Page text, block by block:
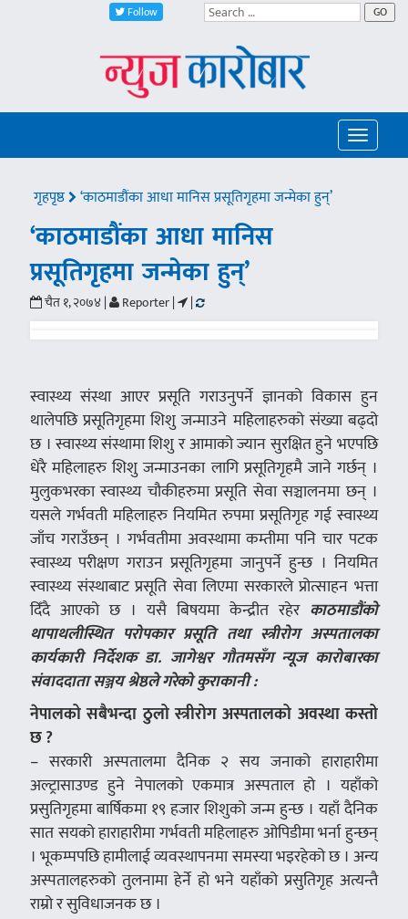
Follow GO
Toggle
गृहपृष्ठ ‘काठमाडौंका आधा मानिस प्रसूतिगृहमा जन्मेका हुन्’
‘काठमाडौंका आधा मानिस
प्रसूतिगृहमा जन्मेका हुन्’
चैत १, २०७४ | Reporter | |
स्वास्थ्य संस्था आएर प्रसूति गराउनुपर्ने ज्ञानको विकास हुन
थालेपछि प्रसूतिगृहमा शिशु जन्माउने महिलाहरुको संख्या बढ्दो
छ । स्वास्थ्य संस्थामा शिशु र आमाको ज्यान सुरक्षित हुने भएपछि
धेरै महिलाहरु शिशु जन्माउनका लागि प्रसूतिगृहमै जाने गर्छन् ।
मुलुकभरका स्वास्थ्य चौकीहरुमा प्रसूति सेवा सञ्चालनमा छन् ।
यसले गर्भवती महिलाहरु नियमित रुपमा प्रसूतिगृह गई स्वास्थ्य
जाँच गराउँछन् । गर्भवतीमा अवस्थामा कम्तीमा पनि चार पटक
स्वास्थ्य परीक्षण गराउन प्रसूतिगृहमा जानुपर्ने हुन्छ । नियमित
स्वास्थ्य संस्थाबाट प्रसूति सेवा लिएमा सरकारले प्रोत्साहन भत्ता
दिँदै आएको छ । यसै बिषयमा केन्द्रीत रहेर काठमाडौंको
थापाथलीस्थित परोपकार प्रसूति तथा स्त्रीरोग अस्पतालका
कार्यकारी निर्देशक डा. जागेश्वर गौतमसँग न्यूज कारोबारका
संवाददाता सञ्जय श्रेष्ठले गरेको कुराकानी :
नेपालको सबैभन्दा ठुलो स्त्रीरोग अस्पतालको अवस्था कस्तो
छ ?
– सरकारी अस्पतालमा दैनिक २ सय जनाको हाराहारीमा
अल्ट्रासाउण्ड हुने नेपालको एकमात्र अस्पताल हो । यहाँको
प्रसुतिगृहमा बार्षिकमा १९ हजार शिशुको जन्म हुन्छ । यहाँ दैनिक
सात सयको हाराहारीमा गर्भवती महिलाहरु ओपिडीमा भर्ना हुन्छन्
। भूकम्पपछि हामीलाई व्यवस्थापनमा समस्या भइरहेको छ । अन्य
अस्पतालहरुको तुलनामा हेर्ने हो भने यहाँको प्रसुतिगृह अत्यन्तै
राम्रो र सुविधाजनक छ ।